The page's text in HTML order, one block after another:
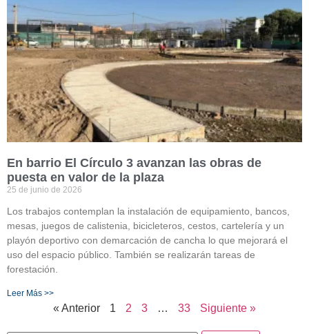
En barrio El Círculo 3 avanzan las obras de
puesta en valor de la plaza
25 de junio de 2026
Los trabajos contemplan la instalación de equipamiento, bancos,
mesas, juegos de calistenia, bicicleteros, cestos, cartelería y un
playón deportivo con demarcación de cancha lo que mejorará el
uso del espacio público. También se realizarán tareas de
forestación.
Leer Más >>
« Anterior 1 2 3 … 33 Siguiente »